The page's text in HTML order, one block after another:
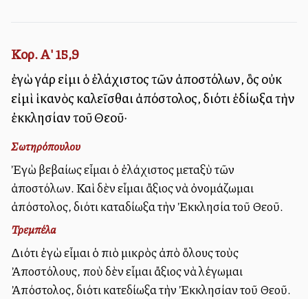
Κορ. Α' 15,9
ἐγὼ γάρ εἰμι ὁ ἐλάχιστος τῶν ἀποστόλων, ὃς οὐκ
εἰμὶ ἱκανὸς καλεῖσθαι ἀπόστολος, διότι ἐδίωξα τὴν
ἐκκλησίαν τοῦ Θεοῦ·
Σωτηρόπουλου
Ἐγὼ βεβαίως εἶμαι ὁ ἐλάχιστος μεταξὺ τῶν
ἀποστόλων. Καὶ δὲν εἶμαι ἄξιος νὰ ὀνομάζωμαι
ἀπόστολος, διότι καταδίωξα τὴν Ἐκκλησία τοῦ Θεοῦ.
Τρεμπέλα
Διότι ἐγὼ εἶμαι ὁ πιὸ μικρὸς ἀπὸ ὅλους τοὺς
Ἀποστόλους, ποὺ δὲν εἶμαι ἄξιος νὰ λέγωμαι
Ἀπόστολος, διότι κατεδίωξα τὴν Ἐκκλησίαν τοῦ Θεοῦ.